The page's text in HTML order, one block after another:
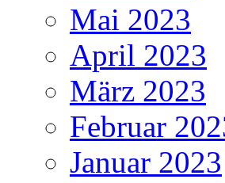
Mai 2023
April 2023
März 2023
Februar
Januar 2023